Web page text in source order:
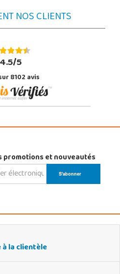
NOS CLIENTS
4.5/5
8102 avis
promotions et nouveautés
la clientèle